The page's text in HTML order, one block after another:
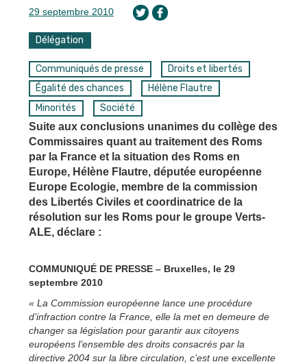
29 septembre 2010
Délégation
Communiqués de presse
Droits et libertés
Égalité des chances
Hélène Flautre
Minorités
Société
Suite aux conclusions unanimes du collège des
Commissaires quant au traitement des Roms
par la France et la situation des Roms en
Europe, Hélène Flautre, députée européenne
Europe Ecologie, membre de la commission
des Libertés Civiles et coordinatrice de la
résolution sur les Roms pour le groupe Verts-
ALE, déclare :
COMMUNIQUÉ DE PRESSE – Bruxelles, le 29
septembre 2010
« La Commission européenne lance une procédure
d’infraction contre la France, elle la met en demeure de
changer sa législation pour garantir aux citoyens
européens l’ensemble des droits consacrés par la
directive 2004 sur la libre circulation, c’est une excellente